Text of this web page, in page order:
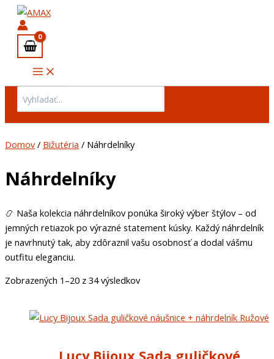
Preskočiť
obsah
for:
Domov/ Bižutéria / Náhrdelníky
Náhrdelníky
📿 Naša kolekcia náhrdelníkov ponúka široký výber štýlov – od
jemných retiazok po výrazné statement kúsky. Každý náhrdelník
je navrhnutý tak, aby zdôraznil vašu osobnosť a dodal vášmu
outfitu eleganciu.
Zobrazených 1–20 z 34 výsledkov
Lucy Bijoux Sada guličkové